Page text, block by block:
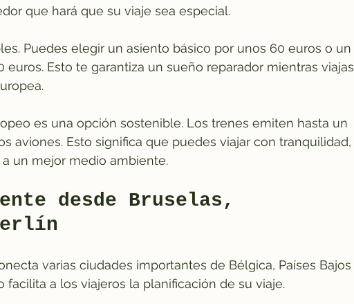
que hará que su viaje sea especial.
Puedes elegir un asiento básico por unos 60 euros o un
Esto te garantiza un sueño reparador mientras viajas
es una opción sostenible. Los trenes emiten hasta un
aviones. Esto significa que puedes viajar con tranquilidad,
un mejor medio ambiente.
desde Bruselas,
varias ciudades importantes de Bélgica, Países Bajos
facilita a los viajeros la planificación de su viaje.